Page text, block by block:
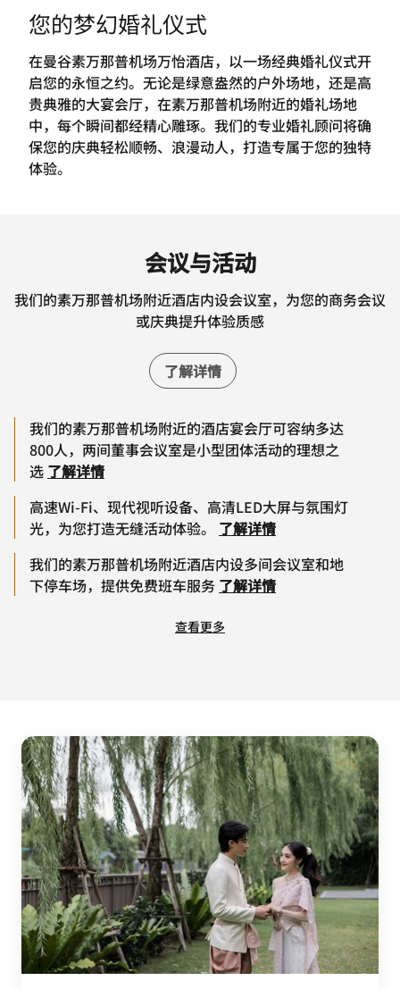
您的梦幻婚礼仪式
在曼谷素万那普机场万怡酒店，以一场经典婚礼仪式开
启您的永恒之约。无论是绿意盎然的户外场地，还是高
贵典雅的大宴会厅，在素万那普机场附近的婚礼场地
中，每个瞬间都经精心雕琢。我们的专业婚礼顾问将确
保您的庆典轻松顺畅、浪漫动人，打造专属于您的独特
体验。
会议与活动
我们的素万那普机场附近酒店内设会议室，为您的商务会议
或庆典提升体验质感
了解详情
我们的素万那普机场附近的酒店宴会厅可容纳多达
800人，两间董事会议室是小型团体活动的理想之
选 了解详情
高速Wi-Fi、现代视听设备、高清LED大屏与氛围灯
光，为您打造无缝活动体验。
了解详情
我们的素万那普机场附近酒店内设多间会议室和地
下停车场，提供免费班车服务 了解详情
查看更多